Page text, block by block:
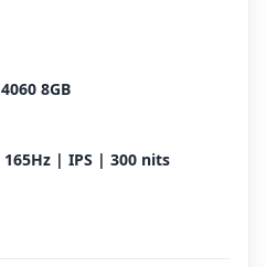
8GB
| IPS | 300 nits